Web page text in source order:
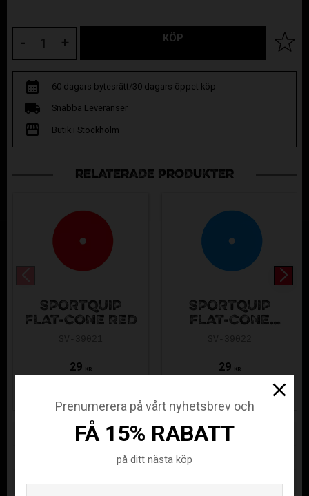
+
- KÖP Lägg
60 dagars bytesrätt/30 dagars öppet köp
Snabba Leveranser
Butik i Stockholm
RELATERADE PRODUKTER
SPORTQUIP
FLAT-CONE RED
29 KR
SPORTQUIP
FLAT-CONE
29 KR
Tillverkare
Ultimate Nordic AS
Prenumerera på vårt nyhetsbrev och
FÅ 15% RABATT
på ditt nästa köp